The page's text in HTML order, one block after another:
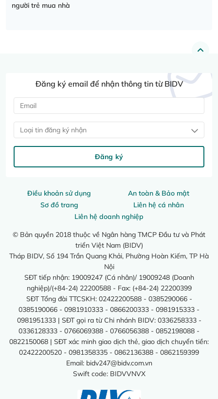
người trẻ mua nhà
Điều khoản sử dụng
An toàn & Bảo mật
Sơ đồ trang
Liên hệ cá nhân
Liên hệ doanh nghiệp
© Bản quyền 2018 thuộc về Ngân hàng TMCP Đầu tư và Phát
triển Việt Nam (BIDV)
Tháp BIDV, Số 194 Trần Quang Khải, Phường Hoàn Kiếm, TP Hà
Nội
SĐT tiếp nhận: 19009247 (Cá nhân)/ 19009248 (Doanh
nghiệp)/(+84-24) 22200588 - Fax: (+84-24) 22200399
SĐT Tổng đài TTCSKH: 02422200588 - 0385290066 -
0385190066 - 0981910333 - 0866200333 - 0981915333 -
0981951333 | SĐT gọi ra từ Chi nhánh BIDV: 0336258333 -
0336128333 - 0766069388 - 0766056388 - 0852198088 -
0822150068 | SĐT xác minh giao dịch thẻ, giao dịch chuyển tiền:
02422200520 - 0981358335 - 0862136388 - 0862159399
Email: bidv247@bidv.com.vn
Swift code: BIDVVNVX
Đăng ký email để nhận thông tin từ BIDV
Loại tin đăng ký nhận
Đăng ký